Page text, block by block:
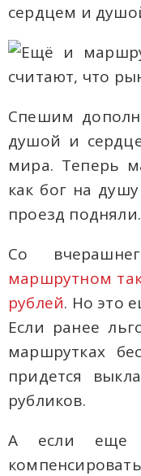
сердцем и
Спешим
душой и
мира. Теперь
как бог на
проезд подняли.
Со
маршрутном
рублей. Но это
Если ранее
маршрутках
придется
рубликов.
А если еще